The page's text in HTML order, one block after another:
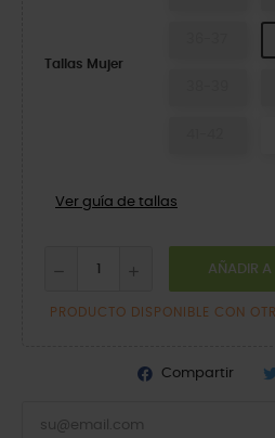
Tallas Mujer
Ver guía de tallas
AÑADIR A
PRODUCTO DISPONIBLE CON
Compartir